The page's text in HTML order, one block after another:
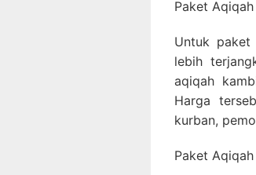
Paket
Untuk
lebih
aqiqah
Harga
kurban,
Paket